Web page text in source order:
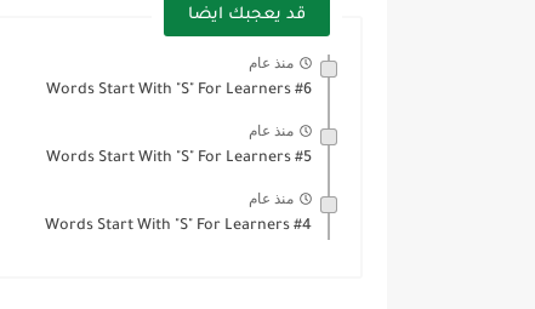
قد يعجبك ايضا
منذ عام
Words Start With "S" For Learners #6
منذ عام
Words Start With "S" For Learners #5
منذ عام
Words Start With "S" For Learners #4